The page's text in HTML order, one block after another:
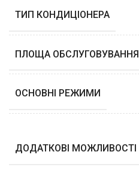
ТИП КОНДИЦІОНЕРА
ПЛОЩА ОБСЛУГОВУВАННЯ
ОСНОВНІ РЕЖИМИ
ДОДАТКОВІ МОЖЛИВОСТІ